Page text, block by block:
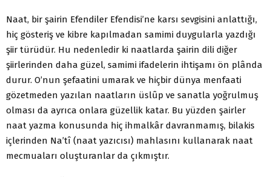
Naat, bir şairin Efendiler Efendisi’ne karsı sevgisini anlattığı,
hiç gösteriş ve kibre kapılmadan samimi duygularla yazdığı
şiir türüdür. Hu nedenledir ki naatlarda şairin dili diğer
şiirlerinden daha güzel, samimi ifadelerin ihtişamı ön plânda
durur. O’nun şefaatini umarak ve hiçbir dünya menfaati
gözetmeden yazılan naatların üslûp ve sanatla yoğrulmuş
olması da ayrıca onlara güzellik katar. Bu yüzden şairler
naat yazma konusunda hiç ihmalkâr davranmamış, bilakis
içlerinden Na’tî (naat yazıcısı) mahlasını kullanarak naat
mecmuaları oluşturanlar da çıkmıştır.